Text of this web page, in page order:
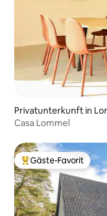
Privatunterkunft in
Casa Lommel
Beliebter Gäste-
Gäste-Favorit